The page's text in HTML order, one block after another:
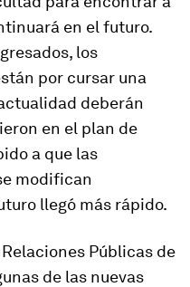
en el futuro.
los
por cursar una
deberán
en el plan de
a que las
modifican
llegó más rápido.
Públicas de
de las nuevas